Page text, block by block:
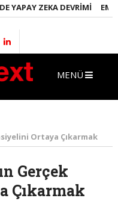
ZEKA DEVRIMI
MENÜ
Ortaya Çıkarmak
Gerçek
Çıkarmak